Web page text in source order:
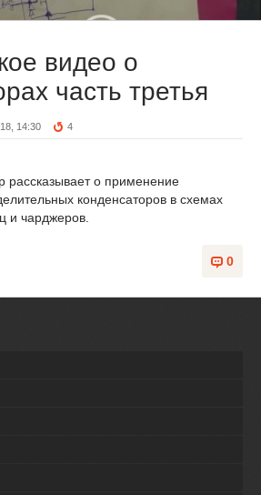
видео о
часть третья
14:30 4
рассказывает о применение
конденсаторов в схемах
и чарджеров.
0